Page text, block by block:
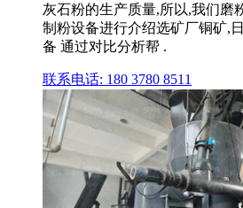
灰石粉的生产质量,所以,我们磨
制粉设备进行介绍选矿厂铜矿,
备 通过对比分析帮 .
联系电话: 180 3780 8511